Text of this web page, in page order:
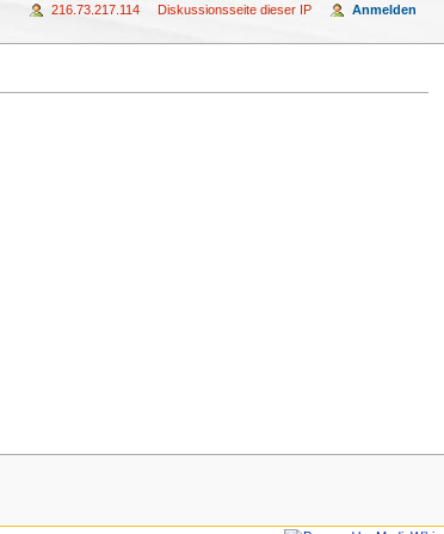
216.73.217.114 Diskussionsseite dieser IP Anmelden